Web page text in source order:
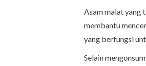
Asam malat yang
membantu
yang berfungsi
Selain